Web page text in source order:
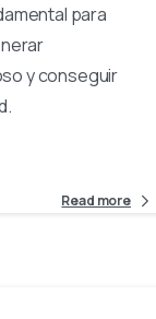
para
y conseguir
Read more